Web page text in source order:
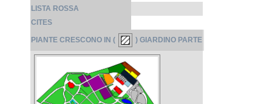
LISTA ROSSA
CITES
PIANTE CRESCONO IN ( ) GIARDINO PARTE